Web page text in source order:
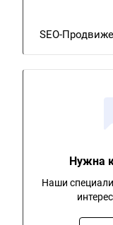
SEO-
Нужна
Наши